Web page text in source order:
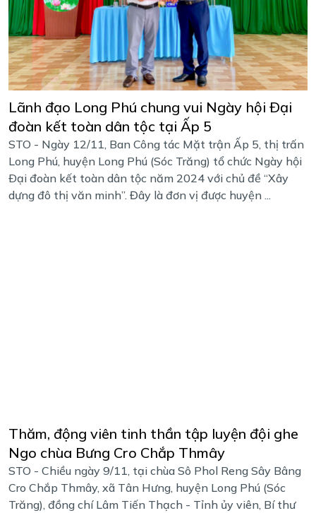
Lãnh đạo Long Phú chung vui Ngày hội Ðại
đoàn kết toàn dân tộc tại Ấp 5
STO - Ngày 12/11, Ban Công tác Mặt trận Ấp 5, thị trấn
Long Phú, huyện Long Phú (Sóc Trăng) tổ chức Ngày hội
Ðại đoàn kết toàn dân tộc năm 2024 với chủ đề “Xây
dựng đô thị văn minh”. Đây là đơn vị được huyện ...
Thăm, động viên tinh thần tập luyện đội ghe
Ngo chùa Bưng Cro Chắp Thmây
STO - Chiều ngày 9/11, tại chùa Sô Phol Reng Sây Bâng
Cro Chắp Thmây, xã Tân Hưng, huyện Long Phú (Sóc
Trăng), đồng chí Lâm Tiến Thạch - Tỉnh ủy viên, Bí thư